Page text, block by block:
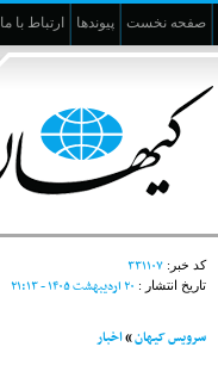
صفحه نخست پیوندها ارتباط با ما
کد خبر: ۳۳۱۱۰۷
تاریخ انتشار : ۲۰ ارديبهشت ۱۴۰۵ - ۲۱:۱۳
سرویس کیهان»اخبار